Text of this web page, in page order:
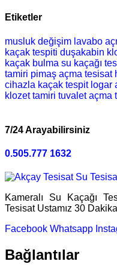
Etiketler
musluk değişim lavabo
kaçak tespiti duşakabin
kaçak bulma su kaçağı
tamiri pimaş açma tesisat
cihazla kaçak tespit logar
klozet tamiri tuvalet açma
7/24 Arayabilirsiniz
0.505.777 1632
Kameralı Su Kaçağı
Tesisat Ustamız 30
Facebook Whatsapp
Bağlantılar